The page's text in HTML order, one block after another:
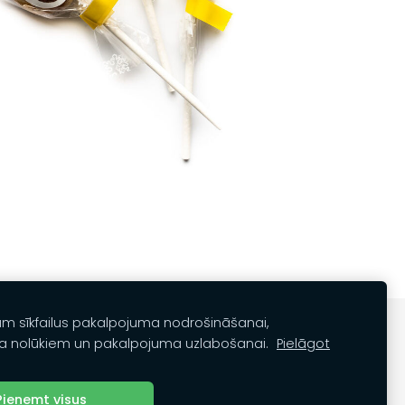
sīkfailus pakalpojuma nodrošināšanai,
nolūkiem un pakalpojuma uzlabošanai. Pielāgot
visus